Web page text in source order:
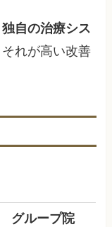
自の治療シス
れが高い改善
グループ院